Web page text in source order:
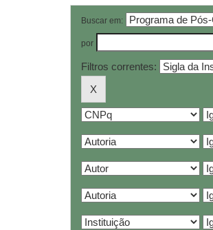
Buscar em:
por
Filtros correntes: